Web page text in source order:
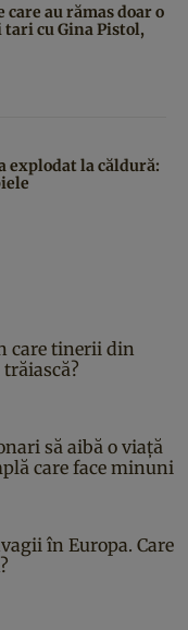
au rămas doar o
cu Gina Pistol,
explodat la căldură:
care tinerii din
să aibă o viață
care face minuni
în Europa. Care